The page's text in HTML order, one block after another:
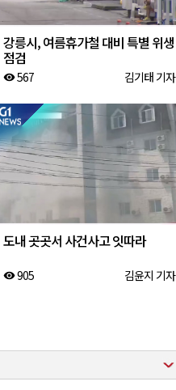
강릉시, 여름휴가철 대비 특별 위생
점검
visibility567 김기태 기자
도내 곳곳서 사건사고 잇따라
visibility905 김윤지 기자